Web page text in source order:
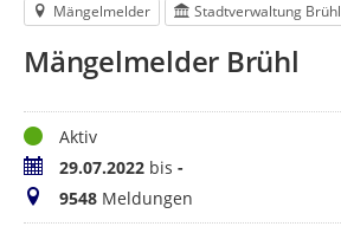
Mängelmelder Stadtverwaltung Brühl
Mängelmelder Brühl
StatusAktiv
Zeitraum29.07.2022 bis -
Meldungen
9548 Meldungen